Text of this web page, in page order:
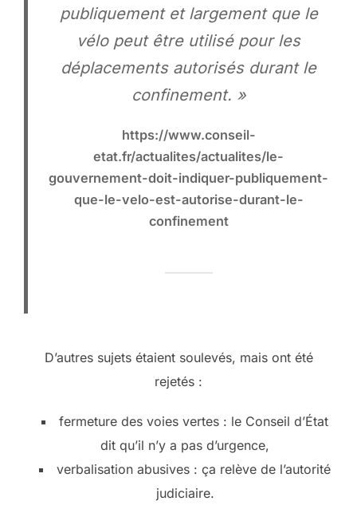
publiquement et largement que le
vélo peut être utilisé pour les
déplacements autorisés durant le
confinement. »
https://www.conseil-
etat.fr/actualites/actualites/le-
gouvernement-doit-indiquer-publiquement-
que-le-velo-est-autorise-durant-le-
confinement
D’autres sujets étaient soulevés, mais ont été
rejetés :
fermeture des voies vertes : le Conseil d’État
dit qu’il n’y a pas d’urgence,
verbalisation abusives : ça relève de l’autorité
judiciaire.